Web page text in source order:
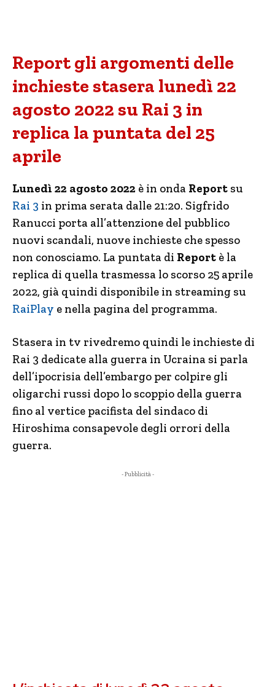
Report gli argomenti delle
inchieste stasera lunedì 22
agosto 2022 su Rai 3 in
replica la puntata del 25
aprile
Lunedì 22 agosto 2022 è in onda Report su
Rai 3 in prima serata dalle 21:20. Sigfrido
Ranucci porta all’attenzione del pubblico
nuovi scandali, nuove inchieste che spesso
non conosciamo. La puntata di Report è la
replica di quella trasmessa lo scorso 25 aprile
2022, già quindi disponibile in streaming su
RaiPlay e nella pagina del programma.
Stasera in tv rivedremo quindi le inchieste di
Rai 3 dedicate alla guerra in Ucraina si parla
dell’ipocrisia dell’embargo per colpire gli
oligarchi russi dopo lo scoppio della guerra
fino al vertice pacifista del sindaco di
Hiroshima consapevole degli orrori della
guerra.
- Pubblicità -